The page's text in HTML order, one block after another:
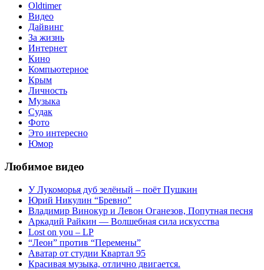
Oldtimer
Видео
Дайвинг
За жизнь
Интернет
Кино
Компьютерное
Крым
Личность
Музыка
Судак
Фото
Это интересно
Юмор
Любимое видео
У Лукоморья дуб зелёный – поёт Пушкин
Юрий Никулин “Бревно”
Владимир Винокур и Левон Оганезов, Попутная песня
Аркадий Райкин — Волшебная сила искусства
Lost on you – LP
“Леон” против “Перемены”
Аватар от студии Квартал 95
Красивая музыка, отлично двигается.